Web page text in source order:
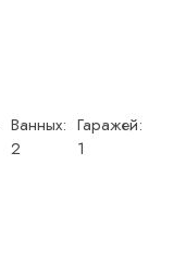
Ванных:
2
Гаражей:
1